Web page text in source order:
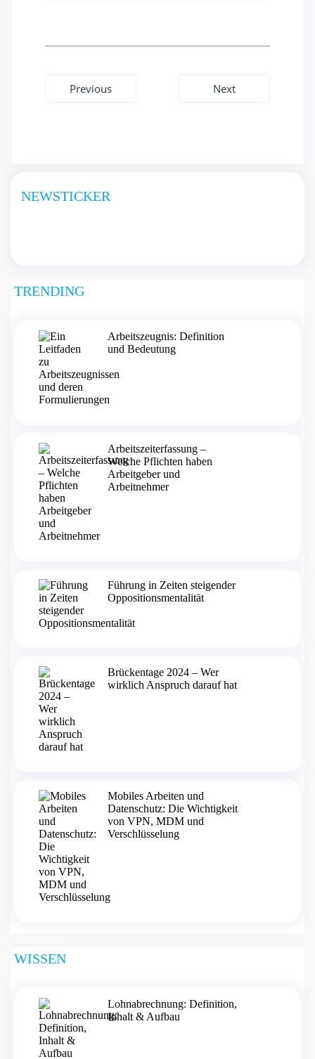
Beitragsnavigation
Previous Next
NEWSTICKER
TRENDING
Arbeitszeugnis: Definition
und Bedeutung
Arbeitszeiterfassung –
Welche Pflichten haben
Arbeitgeber und
Arbeitnehmer
Führung in Zeiten steigender
Oppositionsmentalität
Brückentage 2024 – Wer
wirklich Anspruch darauf hat
Mobiles Arbeiten und
Datenschutz: Die Wichtigkeit
von VPN, MDM und
Verschlüsselung
WISSEN
Lohnabrechnung: Definition,
Inhalt & Aufbau